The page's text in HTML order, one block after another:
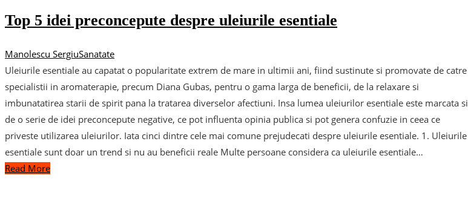
Top 5 idei preconcepute despre uleiurile esentiale
Manolescu SergiuSanatate
Uleiurile esentiale au capatat o popularitate extrem de mare in ultimii ani, fiind sustinute si promovate de catre
specialistii in aromaterapie, precum Diana Gubas, pentru o gama larga de beneficii, de la relaxare si
imbunatatirea starii de spirit pana la tratarea diverselor afectiuni. Insa lumea uleiurilor esentiale este marcata si
de o serie de idei preconcepute negative, ce pot influenta opinia publica si pot genera confuzie in ceea ce
priveste utilizarea uleiurilor. Iata cinci dintre cele mai comune prejudecati despre uleiurile esentiale. 1. Uleiurile
esentiale sunt doar un trend si nu au beneficii reale Multe persoane considera ca uleiurile esentiale…
Read More